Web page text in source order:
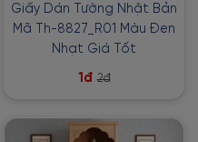
Giấy Dán Tường Nhật Bản
Mã Th-8827_R01 Màu Đen
Nhạt Giá Tốt
1đ 2đ